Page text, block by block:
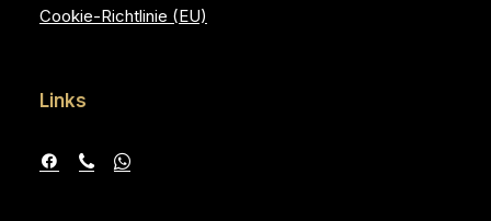
Cookie-Richtlinie (EU)
Links